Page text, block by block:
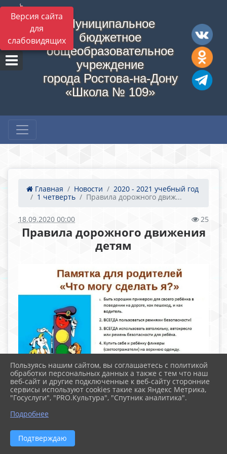
Версия сайта
для
слабовидящих
Муниципальное
бюджетное
общеобразовательное
учреждение
города Ростова-на-Дону
«Школа № 109»
Главная Новости
2020 - 2021 учебный год
1 четверть
Правила дорожного движ...
18.09.2020 00:00 25
Правила дорожного движения
детям
Пользуясь нашим сайтом, вы соглашаетесь с политикой
обработки персональных данных а также с тем что наш
веб-сайт и другие подключенные к веб-сайту сторонние
сервисы используют cookies такие как Яндекс Метрика,
"Госуслуги", "PRO.Культура", "Спутник аналитика".
Подробнее
Подтверждаю